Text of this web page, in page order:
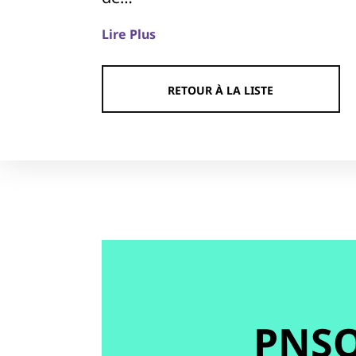
Lire Plus
RETOUR À LA LISTE